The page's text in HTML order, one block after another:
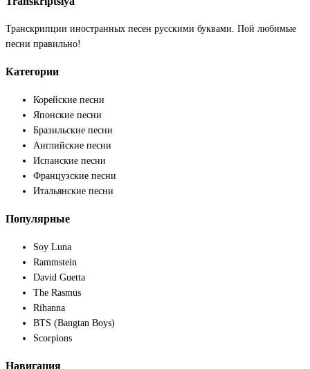
Транскрипции иностранных песен русскими буквами. Пой любимые
песни правильно!
Категории
Корейские песни
Японские песни
Бразильские песни
Английские песни
Испанские песни
Французские песни
Итальянские песни
Популярные
Soy Luna
Rammstein
David Guetta
The Rasmus
Rihanna
BTS (Bangtan Boys)
Scorpions
Навигация